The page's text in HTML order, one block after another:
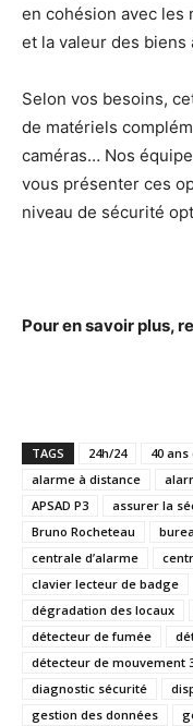
en cohésion avec les
et la valeur des biens
Selon vos besoins,
de matériels
caméras… Nos
vous présenter ces
niveau de sécurité
Pour en savoir plus,
TAGS 24h/24 40
alarme à distance
APSAD P3
assurer la
Bruno Rocheteau
centrale d’alarme
clavier lecteur de badge
dégradation des locaux
détecteur de fumée
détecteur de mouvement
diagnostic sécurité
gestion des données